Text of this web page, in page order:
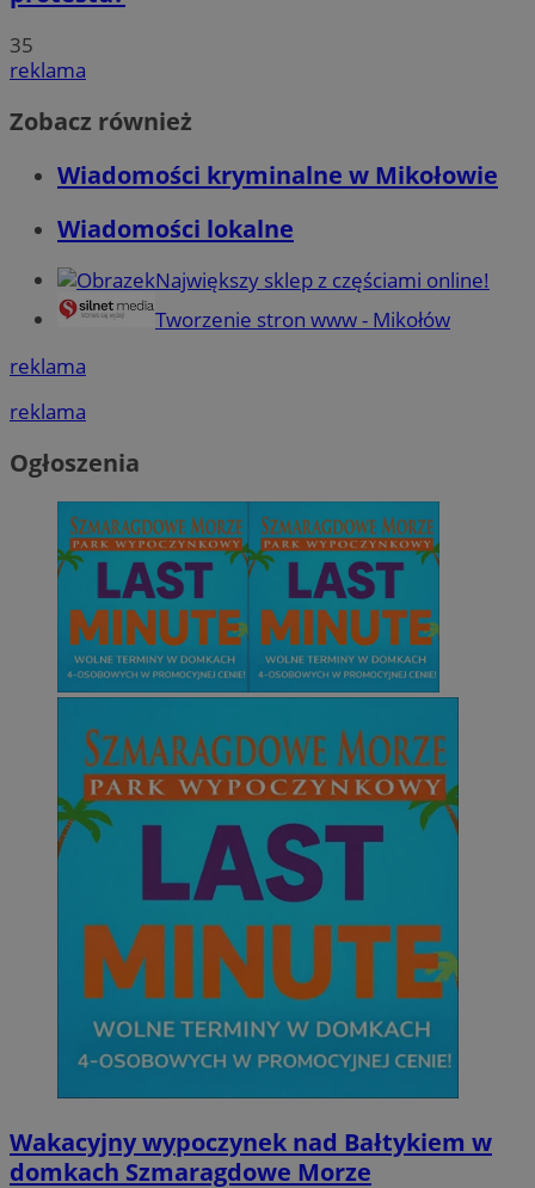
35
reklama
Zobacz również
Wiadomości kryminalne w Mikołowie
Wiadomości lokalne
Największy sklep z częściami online!
Tworzenie stron www - Mikołów
reklama
reklama
Ogłoszenia
Wakacyjny wypoczynek nad Bałtykiem w
domkach Szmaragdowe Morze